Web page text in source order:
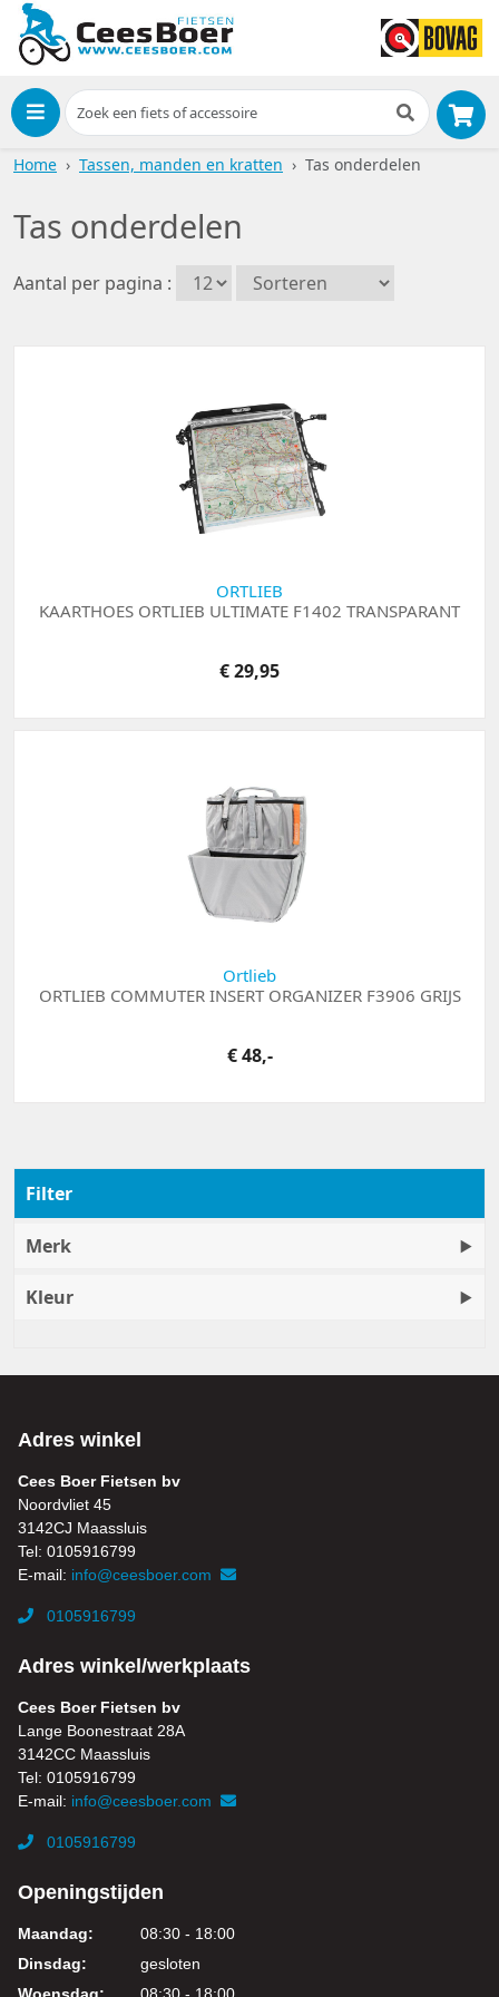
Menu
Home Tassen, manden en kratten Tas onderdelen
Aantal per pagina :
Tas onderdelen
ORTLIEB
KAARTHOES ORTLIEB ULTIMATE F1402 TRANSPARANT
€ 29,95
Ortlieb
ORTLIEB COMMUTER INSERT ORGANIZER F3906 GRIJS
€ 48,-
Filter
Merk
Kleur
Adres winkel
Cees Boer Fietsen bv
Noordvliet 45
3142CJ Maassluis
Tel: 0105916799
E-mail: info@ceesboer.com
0105916799
Adres winkel/werkplaats
Cees Boer Fietsen bv
Lange Boonestraat 28A
3142CC Maassluis
Tel: 0105916799
E-mail: info@ceesboer.com
0105916799
Openingstijden
Maandag:
08:30 - 18:00
Dinsdag:
gesloten